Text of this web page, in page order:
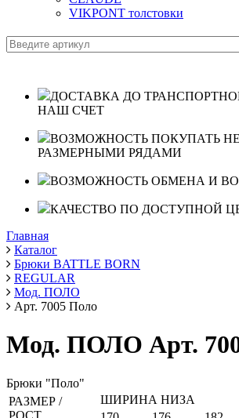
VIKPONT толстовки
ДОСТАВКА ДО
НАШ СЧЕТ
ВОЗМОЖНОСТЬ ПОКУПАТЬ
РАЗМЕРНЫМИ РЯДАМИ
ВОЗМОЖНОСТЬ ОБМЕНА И
КАЧЕСТВО ПО ДОСТУПНОЙ
Главная
Каталог
Брюки BATTLE BORN
REGULAR
Мод. ПОЛО
Арт. 7005 Поло
Мод. ПОЛО Арт.
Брюки "Поло"
РАЗМЕР /
РОСТ
ШИРИНА НИЗА